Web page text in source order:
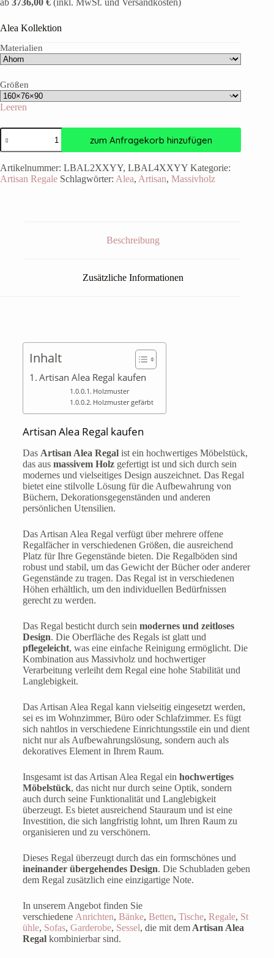
Alea Kollektion
Materialien
Größen
Leeren
zum Anfragekorb hinzufügen
Artikelnummer: LBAL2XXYY, LBAL4XXYY Kategorie:
Artisan Regale Schlagwörter: Alea, Artisan, Massivholz
Beschreibung
Zusätzliche Informationen
Inhalt
Artisan Alea Regal kaufen
Holzmuster
Holzmuster gefärbt
Artisan Alea Regal kaufen
Das Artisan Alea Regalist ein hochwertiges Möbelstück,
das aus massivem Holzgefertigt ist und sich durch sein
modernes und vielseitiges Design auszeichnet. Das Regal
bietet eine stilvolle Lösung für die Aufbewahrung von
Büchern, Dekorationsgegenständen und anderen
persönlichen Utensilien.
Das Artisan Alea Regal verfügt über mehrere offene
Regalfächer in verschiedenen Größen, die ausreichend
Platz für Ihre Gegenstände bieten. Die Regalböden sind
robust und stabil, um das Gewicht der Bücher oder anderer
Gegenstände zu tragen. Das Regal ist in verschiedenen
Höhen erhältlich, um den individuellen Bedürfnissen
gerecht zu werden.
Das Regal besticht durch sein modernes und zeitloses
Design. Die Oberfläche des Regals ist glatt und
pflegeleicht, was eine einfache Reinigung ermöglicht. Die
Kombination aus Massivholz und hochwertiger
Verarbeitung verleiht dem Regal eine hohe Stabilität und
Langlebigkeit.
Das Artisan Alea Regal kann vielseitig eingesetzt werden,
sei es im Wohnzimmer, Büro oder Schlafzimmer. Es fügt
sich nahtlos in verschiedene Einrichtungsstile ein und dient
nicht nur als Aufbewahrungslösung, sondern auch als
dekoratives Element in Ihrem Raum.
Insgesamt ist das Artisan Alea Regal ein hochwertiges
Möbelstück, das nicht nur durch seine Optik, sondern
auch durch seine Funktionalität und Langlebigkeit
überzeugt. Es bietet ausreichend Stauraum und ist eine
Investition, die sich langfristig lohnt, um Ihren Raum zu
organisieren und zu verschönern.
Dieses Regal überzeugt durch das ein formschönes und
ineinander übergehendes Design. Die Schubladen geben
dem Regal zusätzlich eine einzigartige Note.
In unserem Angebot finden Sie
verschiedene Anrichten, Bänke, Betten, Tische, Regale, St
ühle, Sofas, Garderobe, Sessel, die mit demArtisan Alea
Regalkombinierbar sind.